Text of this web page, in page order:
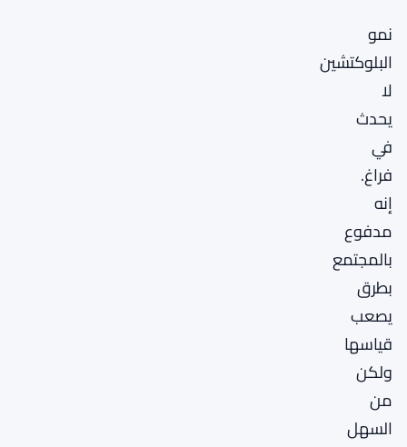
نمو
البلوكتشين
لا
يحدث
في
فراغ.
إنه
مدفوع
بالمجتمع
بطرق
يصعب
قياسها
ولكن
من
السهل